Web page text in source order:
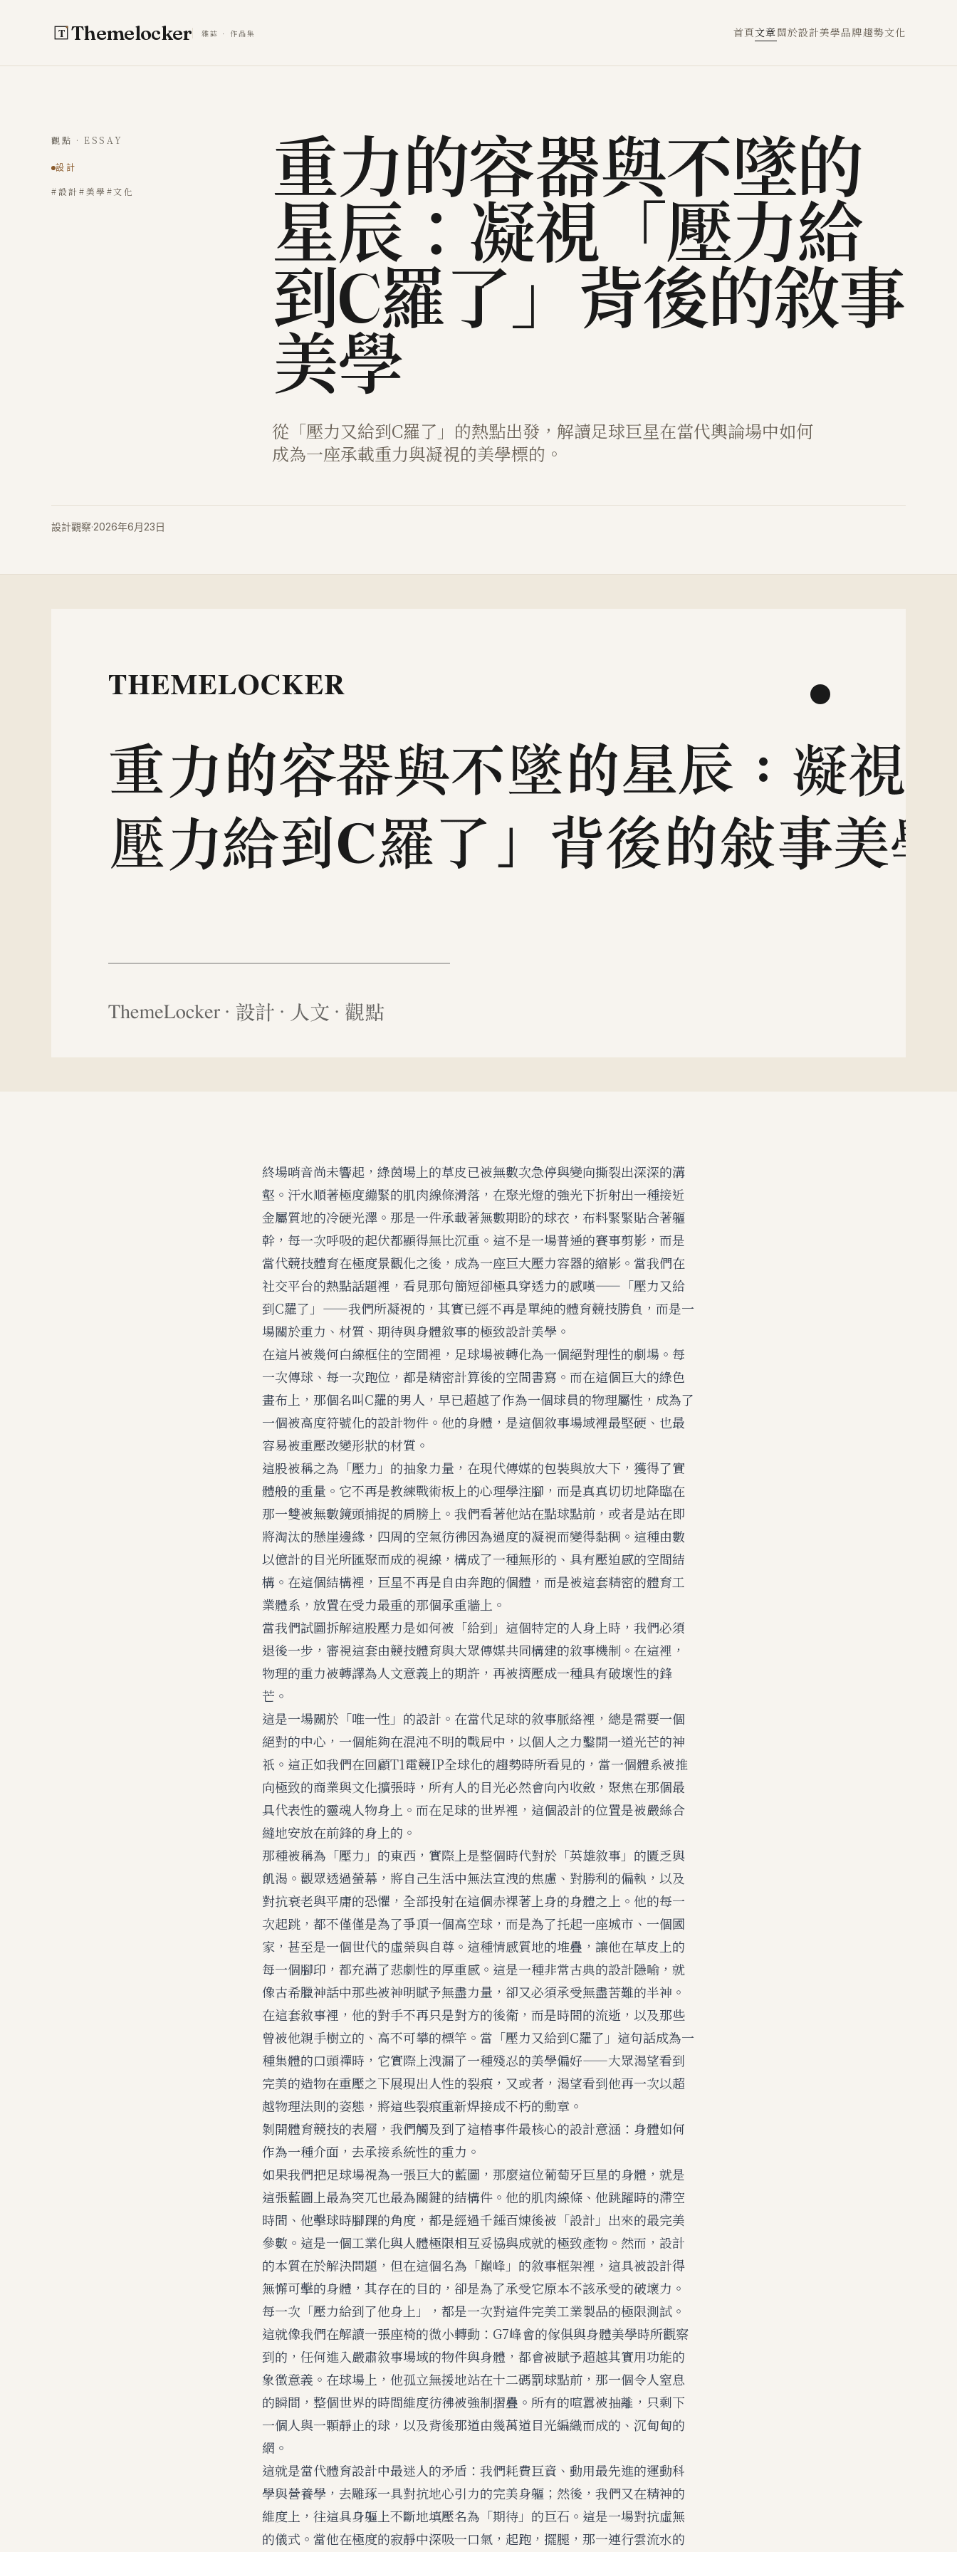
Themelocker 雜誌 · 作品集 首頁文章關於設計美學品牌趨勢文化
觀點 · ESSAY
設計
#設計#美學#文化 重力的容器與不墜的
星辰：凝視「壓力給
到C羅了」背後的敘事
美學
從「壓力又給到C羅了」的熱點出發，解讀足球巨星在當代輿論場中如何
成為一座承載重力與凝視的美學標的。
設計觀察·2026年6月23日
終場哨音尚未響起，綠茵場上的草皮已被無數次急停與變向撕裂出深深的溝
壑。汗水順著極度繃緊的肌肉線條滑落，在聚光燈的強光下折射出一種接近
金屬質地的冷硬光澤。那是一件承載著無數期盼的球衣，布料緊緊貼合著軀
幹，每一次呼吸的起伏都顯得無比沉重。這不是一場普通的賽事剪影，而是
當代競技體育在極度景觀化之後，成為一座巨大壓力容器的縮影。當我們在
社交平台的熱點話題裡，看見那句簡短卻極具穿透力的感嘆——「壓力又給
到C羅了」——我們所凝視的，其實已經不再是單純的體育競技勝負，而是一
場關於重力、材質、期待與身體敘事的極致設計美學。
在這片被幾何白線框住的空間裡，足球場被轉化為一個絕對理性的劇場。每
一次傳球、每一次跑位，都是精密計算後的空間書寫。而在這個巨大的綠色
畫布上，那個名叫C羅的男人，早已超越了作為一個球員的物理屬性，成為了
一個被高度符號化的設計物件。他的身體，是這個敘事場域裡最堅硬、也最
容易被重壓改變形狀的材質。
這股被稱之為「壓力」的抽象力量，在現代傳媒的包裝與放大下，獲得了實
體般的重量。它不再是教練戰術板上的心理學注腳，而是真真切切地降臨在
那一雙被無數鏡頭捕捉的肩膀上。我們看著他站在點球點前，或者是站在即
將淘汰的懸崖邊緣，四周的空氣彷彿因為過度的凝視而變得黏稠。這種由數
以億計的目光所匯聚而成的視線，構成了一種無形的、具有壓迫感的空間結
構。在這個結構裡，巨星不再是自由奔跑的個體，而是被這套精密的體育工
業體系，放置在受力最重的那個承重牆上。
當我們試圖拆解這股壓力是如何被「給到」這個特定的人身上時，我們必須
退後一步，審視這套由競技體育與大眾傳媒共同構建的敘事機制。在這裡，
物理的重力被轉譯為人文意義上的期許，再被擠壓成一種具有破壞性的鋒
芒。
這是一場關於「唯一性」的設計。在當代足球的敘事脈絡裡，總是需要一個
絕對的中心，一個能夠在混沌不明的戰局中，以個人之力鑿開一道光芒的神
祇。這正如我們在回顧T1電競IP全球化的趨勢時所看見的，當一個體系被推
向極致的商業與文化擴張時，所有人的目光必然會向內收斂，聚焦在那個最
具代表性的靈魂人物身上。而在足球的世界裡，這個設計的位置是被嚴絲合
縫地安放在前鋒的身上的。
那種被稱為「壓力」的東西，實際上是整個時代對於「英雄敘事」的匱乏與
飢渴。觀眾透過螢幕，將自己生活中無法宣洩的焦慮、對勝利的偏執，以及
對抗衰老與平庸的恐懼，全部投射在這個赤裸著上身的身體之上。他的每一
次起跳，都不僅僅是為了爭頂一個高空球，而是為了托起一座城市、一個國
家，甚至是一個世代的虛榮與自尊。這種情感質地的堆疊，讓他在草皮上的
每一個腳印，都充滿了悲劇性的厚重感。這是一種非常古典的設計隱喻，就
像古希臘神話中那些被神明賦予無盡力量，卻又必須承受無盡苦難的半神。
在這套敘事裡，他的對手不再只是對方的後衛，而是時間的流逝，以及那些
曾被他親手樹立的、高不可攀的標竿。當「壓力又給到C羅了」這句話成為一
種集體的口頭禪時，它實際上洩漏了一種殘忍的美學偏好——大眾渴望看到
完美的造物在重壓之下展現出人性的裂痕，又或者，渴望看到他再一次以超
越物理法則的姿態，將這些裂痕重新焊接成不朽的勳章。
剝開體育競技的表層，我們觸及到了這樁事件最核心的設計意涵：身體如何
作為一種介面，去承接系統性的重力。
如果我們把足球場視為一張巨大的藍圖，那麼這位葡萄牙巨星的身體，就是
這張藍圖上最為突兀也最為關鍵的結構件。他的肌肉線條、他跳躍時的滯空
時間、他擊球時腳踝的角度，都是經過千錘百煉後被「設計」出來的最完美
參數。這是一個工業化與人體極限相互妥協與成就的極致產物。然而，設計
的本質在於解決問題，但在這個名為「巔峰」的敘事框架裡，這具被設計得
無懈可擊的身體，其存在的目的，卻是為了承受它原本不該承受的破壞力。
每一次「壓力給到了他身上」，都是一次對這件完美工業製品的極限測試。
這就像我們在解讀一張座椅的微小轉動：G7峰會的傢俱與身體美學時所觀察
到的，任何進入嚴肅敘事場域的物件與身體，都會被賦予超越其實用功能的
象徵意義。在球場上，他孤立無援地站在十二碼罰球點前，那一個令人窒息
的瞬間，整個世界的時間維度彷彿被強制摺疊。所有的喧囂被抽離，只剩下
一個人與一顆靜止的球，以及背後那道由幾萬道目光編織而成的、沉甸甸的
網。
這就是當代體育設計中最迷人的矛盾：我們耗費巨資、動用最先進的運動科
學與營養學，去雕琢一具對抗地心引力的完美身軀；然後，我們又在精神的
維度上，往這具身軀上不斷地填壓名為「期待」的巨石。這是一場對抗虛無
的儀式。當他在極度的寂靜中深吸一口氣，起跑，擺腿，那一連行雲流水的